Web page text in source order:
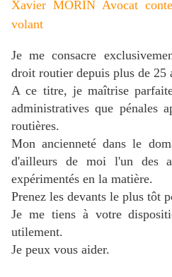
Xavier MORIN Avocat
volant
Je me consacre
droit routier depuis plus de 25
A ce titre, je maîtrise
administratives que pénales
routières.
Mon ancienneté dans le
d'ailleurs de moi l'un des
expérimentés en la matière.
Prenez les devants le plus tôt
Je me tiens à votre
utilement.
Je peux vous aider.